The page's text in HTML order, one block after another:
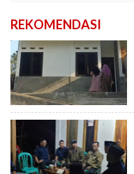
REKOMENDASI